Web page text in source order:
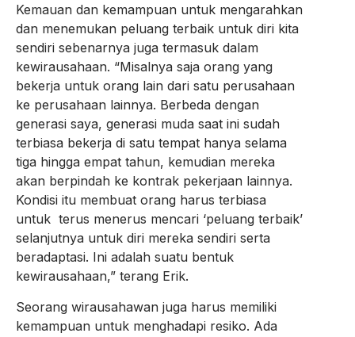
Kemauan dan kemampuan untuk mengarahkan
dan menemukan peluang terbaik untuk diri kita
sendiri sebenarnya juga termasuk dalam
kewirausahaan. “Misalnya saja orang yang
bekerja untuk orang lain dari satu perusahaan
ke perusahaan lainnya. Berbeda dengan
generasi saya, generasi muda saat ini sudah
terbiasa bekerja di satu tempat hanya selama
tiga hingga empat tahun, kemudian mereka
akan berpindah ke kontrak pekerjaan lainnya.
Kondisi itu membuat orang harus terbiasa
untuk terus menerus mencari ‘peluang terbaik’
selanjutnya untuk diri mereka sendiri serta
beradaptasi. Ini adalah suatu bentuk
kewirausahaan,” terang Erik.
Seorang wirausahawan juga harus memiliki
kemampuan untuk menghadapi resiko. Ada